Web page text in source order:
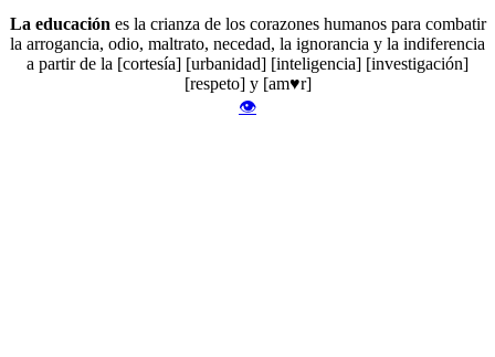
La educaciónes la crianza de los corazones humanos para combatir
la arrogancia, odio, maltrato, necedad, la ignorancia y la indiferencia
a partir de la [cortesía] [urbanidad] [inteligencia] [investigación]
[respeto] y [am♥r]
👁